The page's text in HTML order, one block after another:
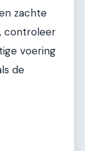
zachte
controleer
voering
de